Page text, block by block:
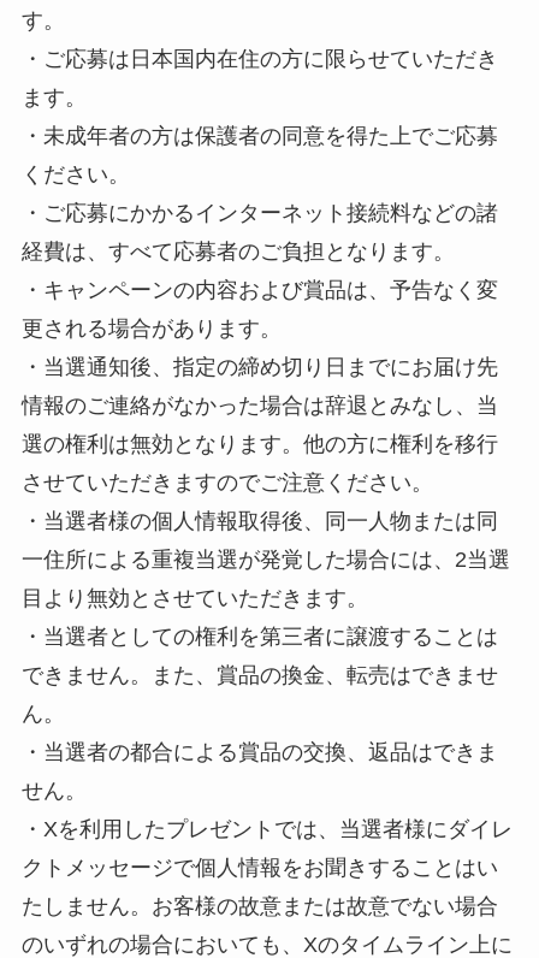
す。
・ご応募は日本国内在住の方に限らせていただき
ます。
・未成年者の方は保護者の同意を得た上でご応募
ください。
・ご応募にかかるインターネット接続料などの諸
経費は、すべて応募者のご負担となります。
・キャンペーンの内容および賞品は、予告なく変
更される場合があります。
・当選通知後、指定の締め切り日までにお届け先
情報のご連絡がなかった場合は辞退とみなし、当
選の権利は無効となります。他の方に権利を移行
させていただきますのでご注意ください。
・当選者様の個人情報取得後、同一人物または同
一住所による重複当選が発覚した場合には、2当選
目より無効とさせていただきます。
・当選者としての権利を第三者に譲渡することは
できません。また、賞品の換金、転売はできませ
ん。
・当選者の都合による賞品の交換、返品はできま
せん。
・Xを利用したプレゼントでは、当選者様にダイレ
クトメッセージで個人情報をお聞きすることはい
たしません。お客様の故意または故意でない場合
のいずれの場合においても、Xのタイムライン上に